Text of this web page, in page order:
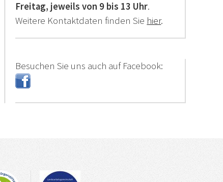
Freitag, jeweils von 9 bis 13 Uhr.
Weitere Kontaktdaten finden Sie hier.
Besuchen Sie uns auch auf Facebook: